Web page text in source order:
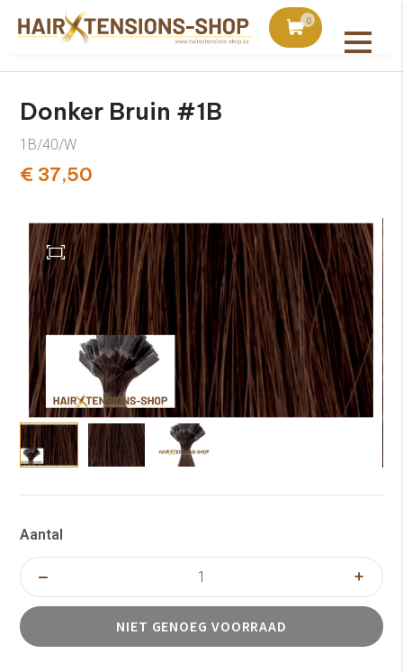
0
bij bestellingen vanaf €75 Vandaag besteld,
Alle producten
Donker Bruin #1B
1B/40/W
€ 37,50
Aantal
NIET GENOEG VOORRAAD